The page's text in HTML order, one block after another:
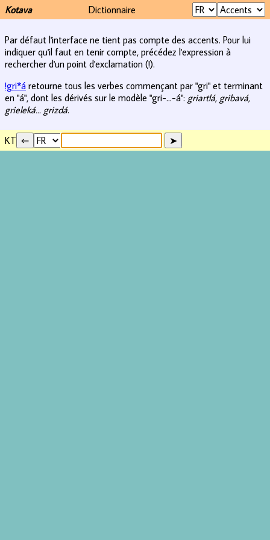
Kotava Dictionnaire
Par défaut l'interface ne tient pas compte des accents. Pour lui
indiquer qu'il faut en tenir compte, précédez l'expression à
rechercher d'un point d'exclamation (!).
!gri*á retourne tous les verbes commençant par "gri" et terminant
en "á", dont les dérivés sur le modèle "gri-...-á": griartlá, gribavá,
grieleká... grizdá.
KT